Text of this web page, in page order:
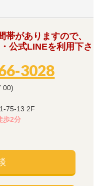
がありますので、
公式LINEを利用下さ
3028
75-13 2F
歩2分